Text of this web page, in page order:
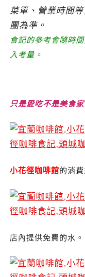
菜單、營業時間
團為準。
食記的參考會隨時
入考量。
只是愛吃不是美食
小花徑咖啡館的消費
店內提供免費的水。